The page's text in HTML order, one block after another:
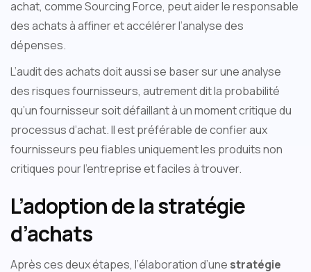
achat, comme Sourcing Force, peut aider le responsable
des achats à affiner et accélérer l’analyse des
dépenses.
L’audit des achats doit aussi se baser sur une analyse
des risques fournisseurs, autrement dit la probabilité
qu’un fournisseur soit défaillant à un moment critique du
processus d’achat. Il est préférable de confier aux
fournisseurs peu fiables uniquement les produits non
critiques pour l’entreprise et faciles à trouver.
L’adoption de la stratégie
d’achats
Après ces deux étapes, l’élaboration d’une stratégie